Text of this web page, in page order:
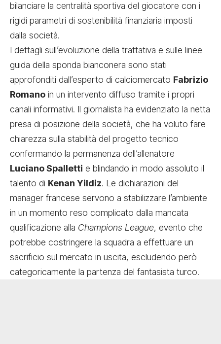
bilanciare la centralità sportiva del giocatore con i
rigidi parametri di sostenibilità finanziaria imposti
dalla società.
I dettagli sull’evoluzione della trattativa e sulle linee
guida della sponda bianconera sono stati
approfonditi dall’esperto di calciomercato Fabrizio
Romano in un intervento diffuso tramite i propri
canali informativi. Il giornalista ha evidenziato la netta
presa di posizione della società, che ha voluto fare
chiarezza sulla stabilità del progetto tecnico
confermando la permanenza dell’allenatore
Luciano Spalletti e blindando in modo assoluto il
talento di Kenan Yildiz. Le dichiarazioni del
manager francese servono a stabilizzare l’ambiente
in un momento reso complicato dalla mancata
qualificazione alla Champions League, evento che
potrebbe costringere la squadra a effettuare un
sacrificio sul mercato in uscita, escludendo però
categoricamente la partenza del fantasista turco.